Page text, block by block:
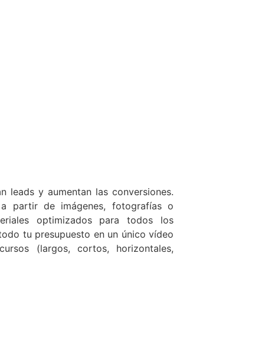
leads y aumentan las conversiones.
partir de imágenes, fotografías o
optimizados para todos los
tu presupuesto en un único vídeo
(largos, cortos, horizontales,